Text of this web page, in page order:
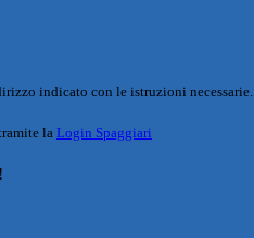
indicato con le istruzioni necessarie.
la Login Spaggiari